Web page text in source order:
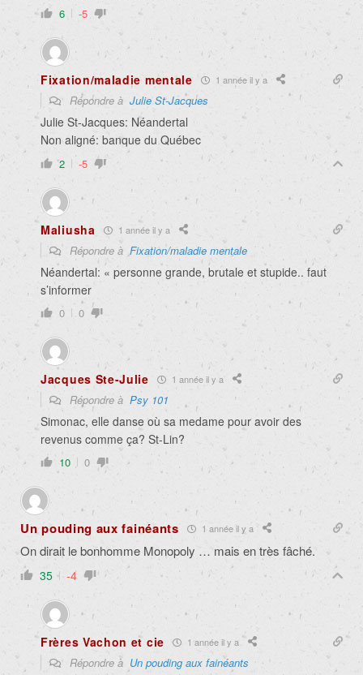
6 -5
Fixation/maladie mentale 1 année il y a
Répondre à Julie St-Jacques
Julie St-Jacques: Néandertal
Non aligné: banque du Québec
2 -5
Maliusha 1 année il y a
Répondre à Fixation/maladie mentale
Néandertal: « personne grande, brutale et stupide.. faut
s’informer
0 0
Jacques Ste-Julie 1 année il y a
Répondre à Psy 101
Simonac, elle danse où sa medame pour avoir des
revenus comme ça? St-Lin?
10 0
Un pouding aux fainéants 1 année il y a
On dirait le bonhomme Monopoly … mais en très fâché.
35 -4
Frères Vachon et cie 1 année il y a
Répondre à Un pouding aux fainéants